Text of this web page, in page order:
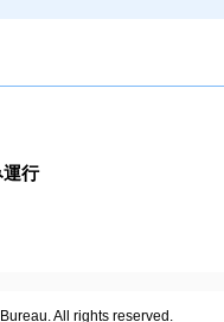
行
All rights reserved.